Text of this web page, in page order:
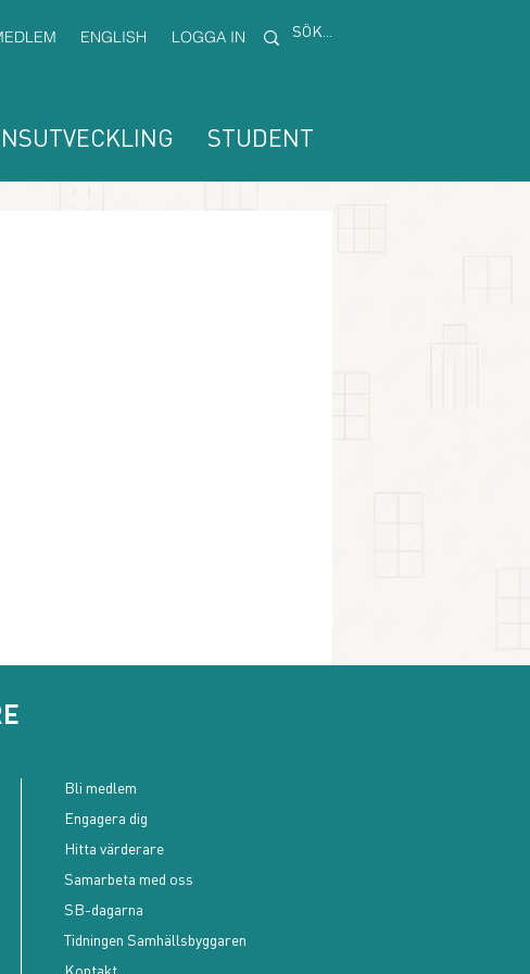
ENGLISH LOGGA IN
STUDENT
Bli medlem
Engagera dig
Hitta värderare
Samarbeta med oss
SB-dagarna
Tidningen Samhällsbyggaren
Kontakt